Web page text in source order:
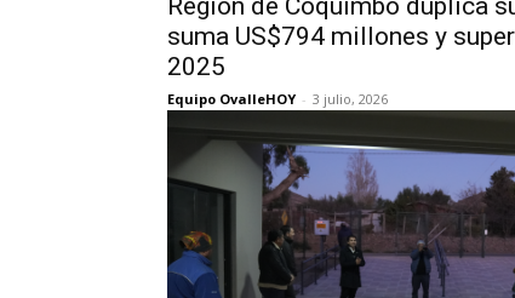
Región de Coquimbo duplica
suma US$794 millones y
2025
Equipo OvalleHOY - 3 julio, 2026